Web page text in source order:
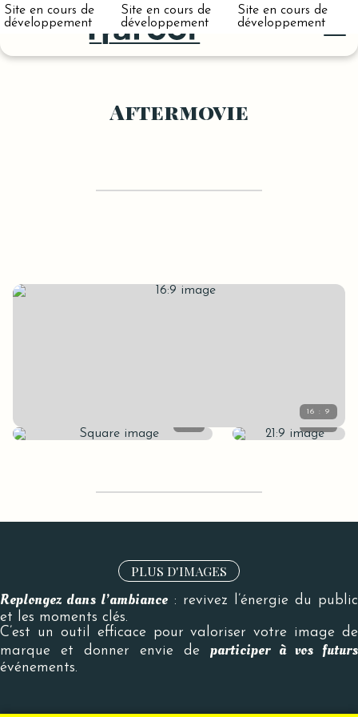
Site en cours de
développement
Site en cours de
développement
Site en cours de
développement
Aftermovie
PLUS D'IMAGES
Replongez dans l’ambiance : revivez l’énergie du public
et les moments clés.
C’est un outil efficace pour valoriser votre image de
marque et donner envie de participer à vos futurs
événements.